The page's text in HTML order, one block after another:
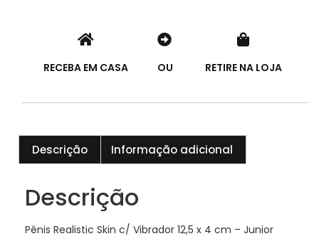
RECEBA EM CASA OU RETIRE NA LOJA
Descrição Informação adicional
Descrição
Pênis Realistic Skin c/ Vibrador 12,5 x 4 cm – Junior